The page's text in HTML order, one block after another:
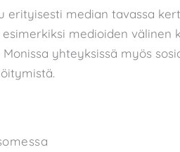
erityisesti median tavassa
medioiden välinen
yhteyksissä myös